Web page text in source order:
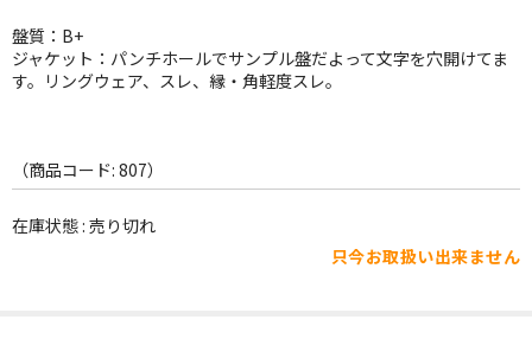
FOLK,SSW
その他
7INC
盤質：B+
ジャケット：パンチホールでサンプル盤だよって文字を穴開けてま
す。リングウェア、スレ、縁・角軽度スレ。
（商品コード: 807）
在庫状態 : 売り切れ
只今お取扱い出来ません